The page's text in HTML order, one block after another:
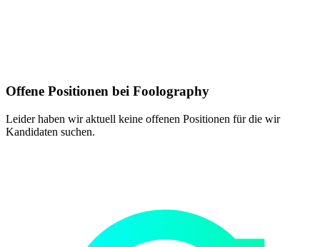
Offene Positionen bei Foolography
Leider haben wir aktuell keine offenen Positionen für die wir
Kandidaten suchen.